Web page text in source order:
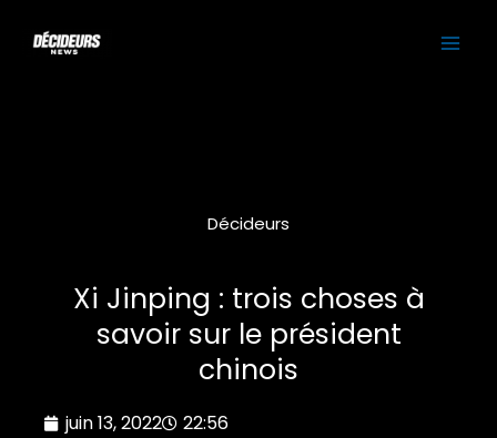
Décideurs
Xi Jinping : trois choses à
savoir sur le président
chinois
juin 13, 2022 22:56